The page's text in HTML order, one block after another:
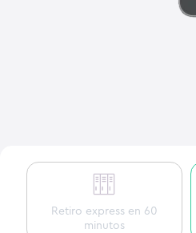
Retiro express en 60
minutos